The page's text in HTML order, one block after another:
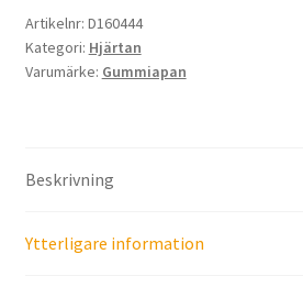
Artikelnr: D160444
Kategori: Hjärtan
Varumärke: Gummiapan
Beskrivning
Ytterligare information